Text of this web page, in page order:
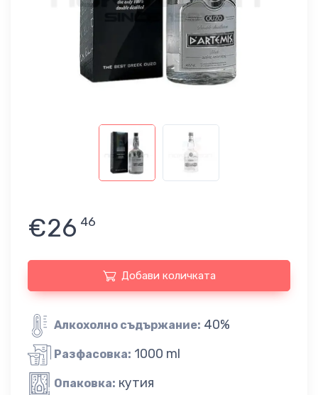
€26 46
Добави количката
Алкохолно съдържание: 40%
Разфасовка: 1000 ml
Опаковка: кутия